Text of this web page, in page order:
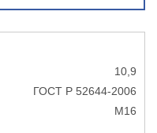
10,9
ГОСТ Р 52644-2006
М16